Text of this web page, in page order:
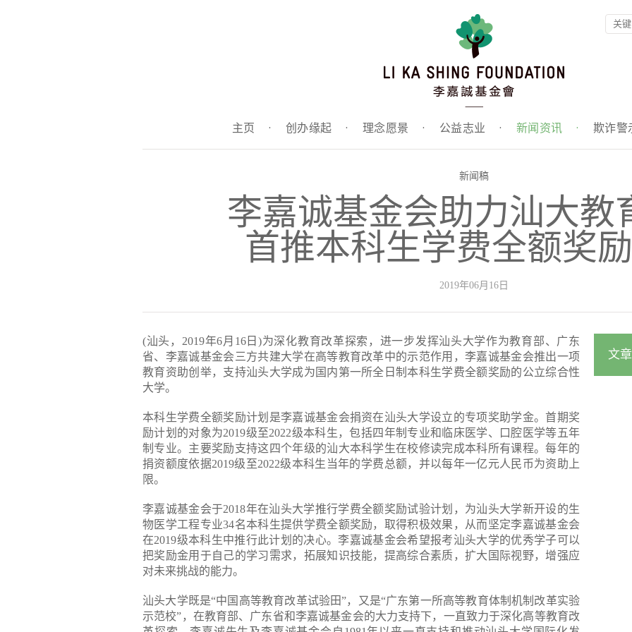
主页 · 创办缘起 · 理念愿景 · 公益志业 · 新闻资讯 · 欺诈警
新闻稿
李嘉诚基金会助力汕大教
首推本科生学费全额奖
2019年06月16日
(汕头，2019年6月16日)为深化教育改革探索，进一步发挥汕头大学作为教育部、广东
省、李嘉诚基金会三方共建大学在高等教育改革中的示范作用，李嘉诚基金会推出一项
教育资助创举，支持汕头大学成为国内第一所全日制本科生学费全额奖励的公立综合性
大学。
本科生学费全额奖励计划是李嘉诚基金会捐资在汕头大学设立的专项奖助学金。首期奖
励计划的对象为2019级至2022级本科生，包括四年制专业和临床医学、口腔医学等五年
制专业。主要奖励支持这四个年级的汕大本科学生在校修读完成本科所有课程。每年的
捐资额度依据2019级至2022级本科生当年的学费总额，并以每年一亿元人民币为资助上
限。
李嘉诚基金会于2018年在汕头大学推行学费全额奖励试验计划，为汕头大学新开设的生
物医学工程专业34名本科生提供学费全额奖励，取得积极效果，从而坚定李嘉诚基金会
在2019级本科生中推行此计划的决心。李嘉诚基金会希望报考汕头大学的优秀学子可以
把奖励金用于自己的学习需求，拓展知识技能，提高综合素质，扩大国际视野，增强应
对未来挑战的能力。
汕头大学既是“中国高等教育改革试验田”，又是“广东第一所高等教育体制机制改革实验
示范校”，在教育部、广东省和李嘉诚基金会的大力支持下，一直致力于深化高等教育改
文